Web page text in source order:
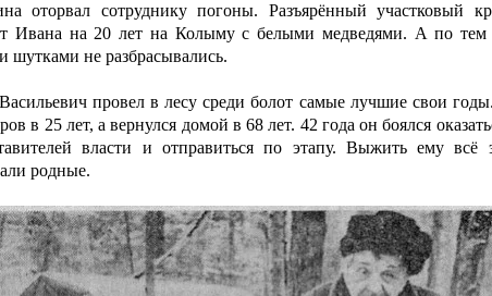
оторвал сотруднику погоны. Разъярённый участковый
Ивана на 20 лет на Колыму с белыми медведями. А по тем
шутками не разбрасывались.
провел в лесу среди болот самые лучшие свои
в 25 лет, а вернулся домой в 68 лет. 42 года он боялся
власти и отправиться по этапу. Выжить ему всё
родные.